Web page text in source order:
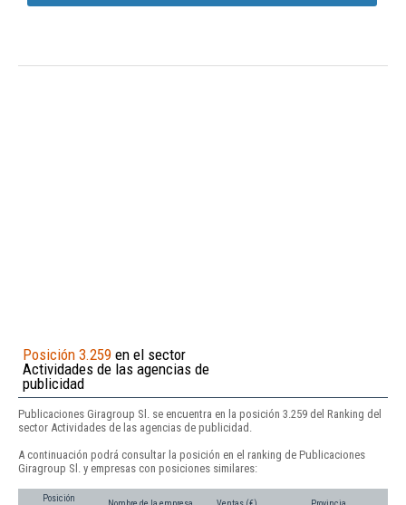
Posición 3.259 en el sector
Actividades de las agencias de
publicidad
Publicaciones Giragroup Sl. se encuentra en la posición 3.259 del Ranking del
sector Actividades de las agencias de publicidad.
A continuación podrá consultar la posición en el ranking de Publicaciones
Giragroup Sl. y empresas con posiciones similares:
Posición